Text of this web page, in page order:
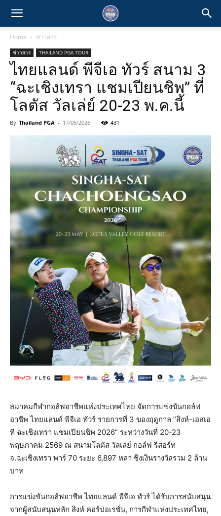
Home ข่าวสาร
ข่าวสาร THAILAND PGA TOUR
ไทยแลนด์ พีจีเอ ทัวร์ สนาม 3
“ฉะเชิงเทรา แชมเปียนชิพ” ที่
โลตัส วัลเล่ย์ 20-23 พ.ค.นี้
By Thailand PGA - 17/05/2026 431
สมาคมกีฬากอล์ฟอาชีพแห่งประเทศไทย จัดการแข่งขันกอล์ฟ
อาชีพ ไทยแลนด์ พีจีเอ ทัวร์ รายการที่ 3 ของฤดูกาล “สิงห์-เอสเอ
ที ฉะเชิงเทรา แชมเปียนชิพ 2026” ระหว่างวันที่ 20-23
พฤษภาคม 2569 ณ สนามโลตัส วัลเล่ย์ กอล์ฟ รีสอร์ท
จ.ฉะเชิงเทรา พาร์ 70 ระยะ 6,897 หลา ชิงเงินรางวัลรวม 2 ล้าน
บาท
การแข่งขันกอล์ฟอาชีพ ไทยแลนด์ พีจีเอ ทัวร์ ได้รับการสนับสนุน
จากผู้สนับสนุนหลัก สิงห์ คอร์ปอเรชั่น, การกีฬาแห่งประเทศไทย,